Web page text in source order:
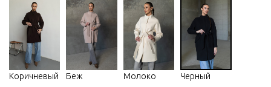
Коричневый Беж Молоко Черный